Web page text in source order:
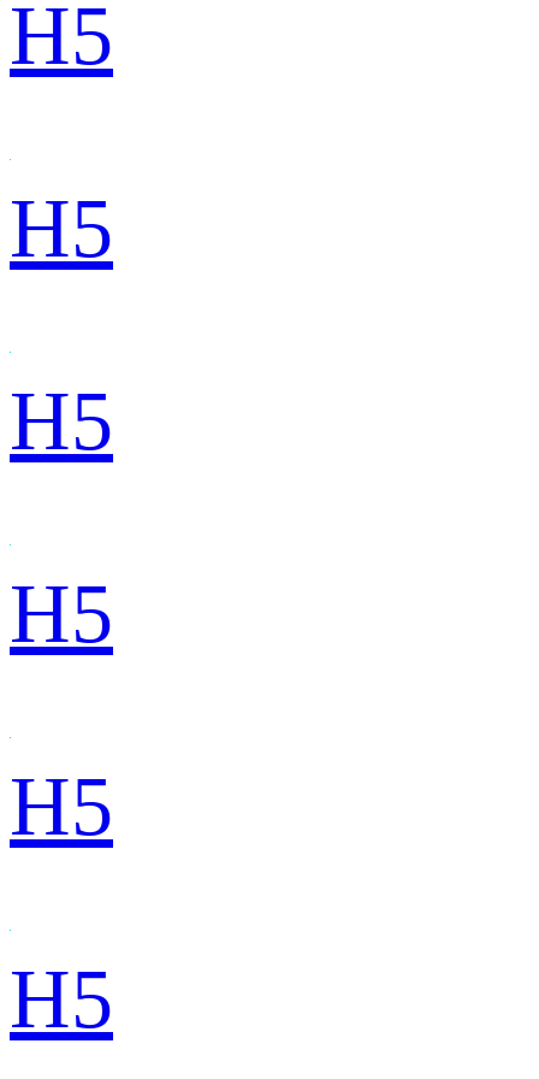
H5
H5
H5
H5
H5
H5